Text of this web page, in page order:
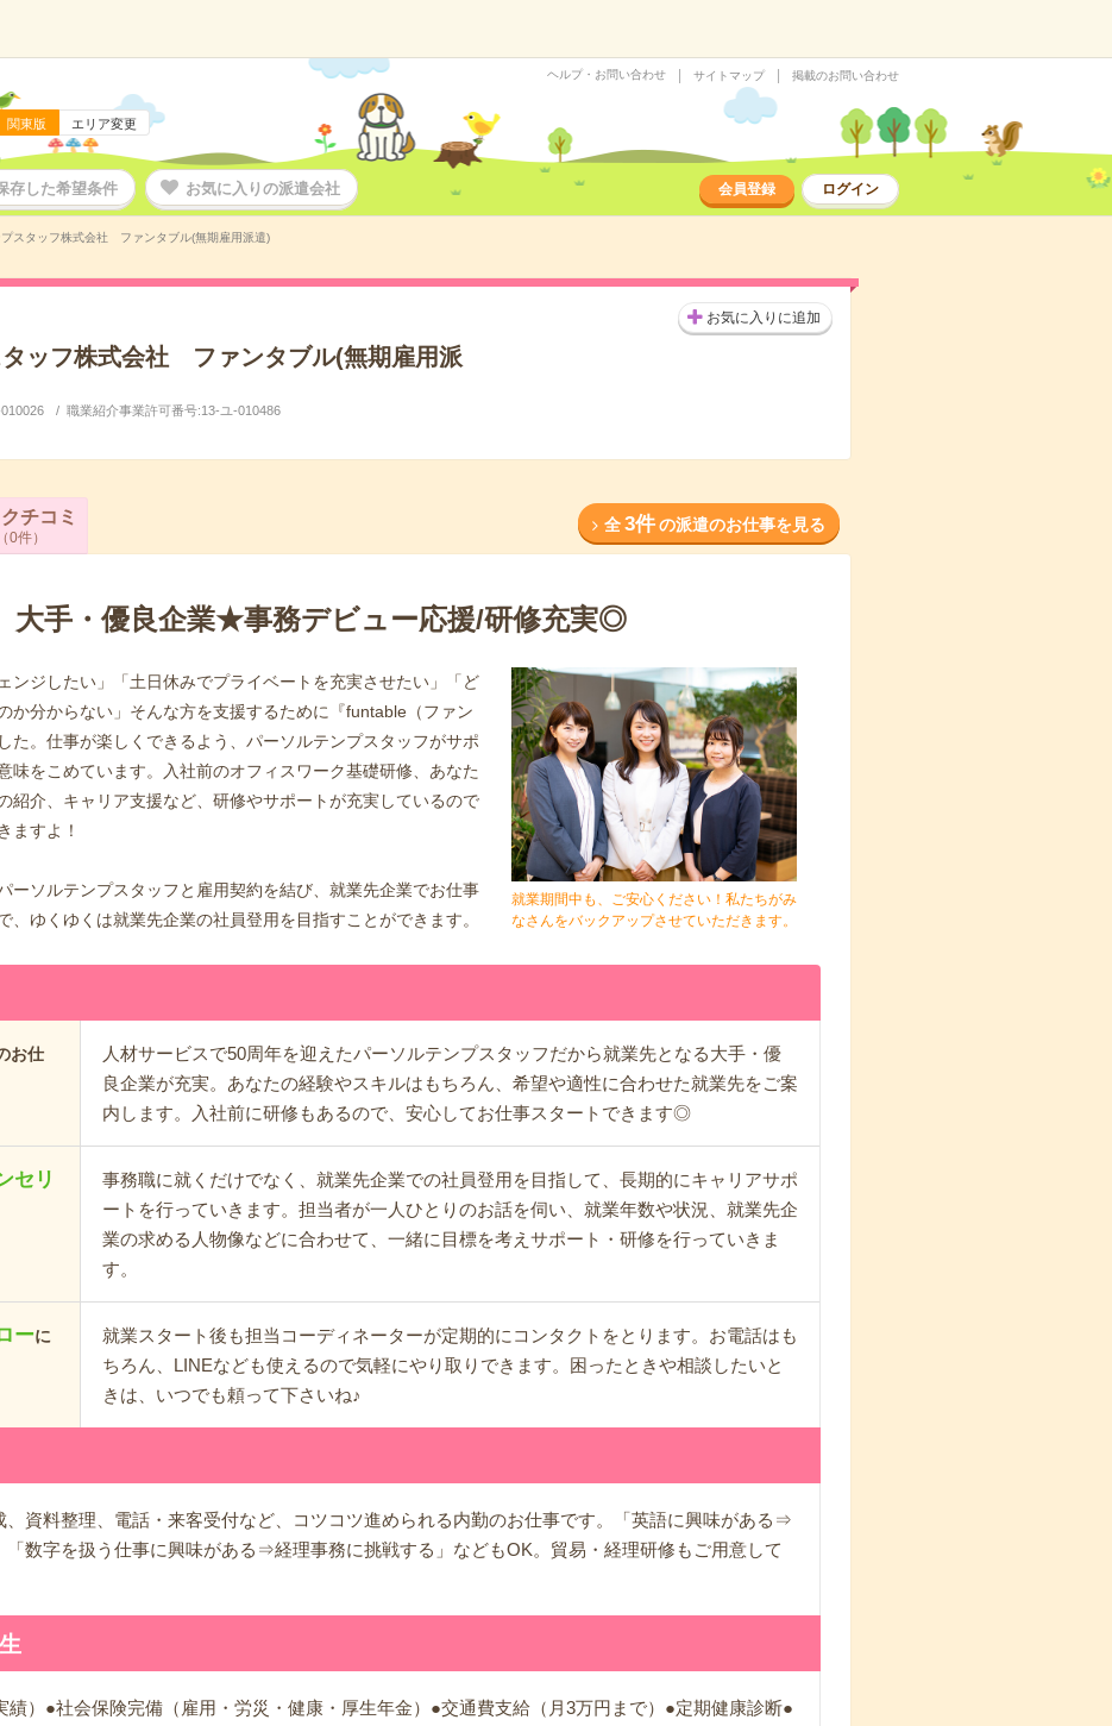
関東版 エリア変更
ヘルプ・お問い合わせ サイトマップ 掲載のお問い合わせ
存した希望条件 お気に入りの派遣会社 会員登録 ログイン
プスタッフ株式会社 ファンタブル(無期雇用派遣)
ッフ株式会社 ファンタブル(無期雇用派
職業紹介事業許可番号:13-ユ-010486
お気に入りに追加
クチコミ
0件
全 3件 の派遣のお仕事を見る
大手・優良企業★事務デビュー応援/研修充実◎
ンジしたい」「土日休みでプライベートを充実させたい」「ど
か分からない」そんな方を支援するために『funtable（ファン
た。仕事が楽しくできるよう、パーソルテンプスタッフがサポ
味をこめています。入社前のオフィスワーク基礎研修、あなた
紹介、キャリア支援など、研修やサポートが充実しているので
ますよ！
ーソルテンプスタッフと雇用契約を結び、就業先企業でお仕事
、ゆくゆくは就業先企業の社員登用を目指すことができます。
就業期間中も、ご安心ください！私たちがみ
なさんをバックアップさせていただきます。
お仕
人材サービスで50周年を迎えたパーソルテンプスタッフだから就業先となる大手・優
良企業が充実。あなたの経験やスキルはもちろん、希望や適性に合わせた就業先をご案
内します。入社前に研修もあるので、安心してお仕事スタートできます◎
セリ
事務職に就くだけでなく、就業先企業での社員登用を目指して、長期的にキャリアサポ
ートを行っていきます。担当者が一人ひとりのお話を伺い、就業年数や状況、就業先企
業の求める人物像などに合わせて、一緒に目標を考えサポート・研修を行っていきま
す。
ーに
就業スタート後も担当コーディネーターが定期的にコンタクトをとります。お電話はも
ちろん、LINEなども使えるので気軽にやり取りできます。困ったときや相談したいと
きは、いつでも頼って下さいね♪
、資料整理、電話・来客受付など、コツコツ進められる内勤のお仕事です。「英語に興味がある⇒
「数字を扱う仕事に興味がある⇒経理事務に挑戦する」などもOK。貿易・経理研修もご用意して
績）●社会保険完備（雇用・労災・健康・厚生年金）●交通費支給（月3万円まで）●定期健康診断●